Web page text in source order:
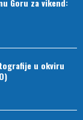
Goru za vikend:
u okviru